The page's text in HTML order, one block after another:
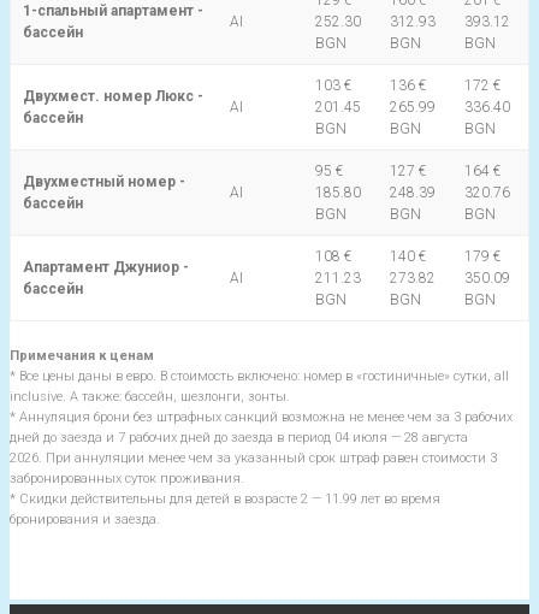
1-спальный апартамент -
бассейн
AI
252.30
BGN
312.93
BGN
393.12
BGN
Двухмест. номер Люкс -
бассейн
AI
103 €
201.45
BGN
136 €
265.99
BGN
172 €
336.40
BGN
Двухместный номер -
бассейн
AI
95 €
185.80
BGN
127 €
248.39
BGN
164 €
320.76
BGN
Апартамент Джуниор -
бассейн
AI
108 €
211.23
BGN
140 €
273.82
BGN
179 €
350.09
BGN
Примечания к ценам
* Все цены даны в евро. В стоимость включено: номер в «гостиничные» сутки, all
inclusive. А также: бассейн, шезлонги, зонты.
* Аннуляция брони без штрафных санкций возможна не менее чем за 3 рабочих
дней до заезда и 7 рабочих дней до заезда в период 04 июля — 28 августа
2026. При аннуляции менее чем за указанный срок штраф равен стоимости 3
забронированных суток проживания.
* Скидки действительны для детей в возрасте 2 — 11.99 лет во время
бронирования и заезда.